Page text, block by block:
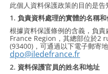
此個人資料保護政策的目的是告
1. 負責資料處理的實體的名稱
根據資料保護條例的含義，負
France Region，其總部位於2
(93400)，可通過以下電子郵寄
dpo@iledefrance.fr
2. 資料保護官員的姓名和地址